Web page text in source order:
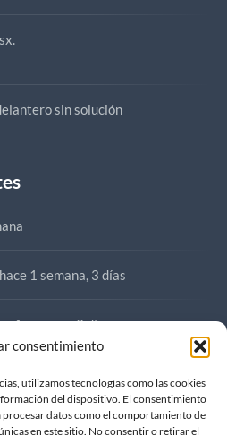
consentimiento
utilizamos tecnologías como las cookies
del dispositivo. El consentimiento
datos como el comportamiento de
en este sitio. No consentir o retirar el
sin solución
hace 1 semana, 3 días
1 semana, 3 días
4 días